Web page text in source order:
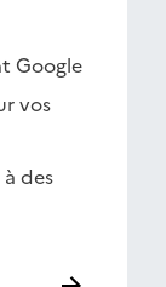
Google
vos
des